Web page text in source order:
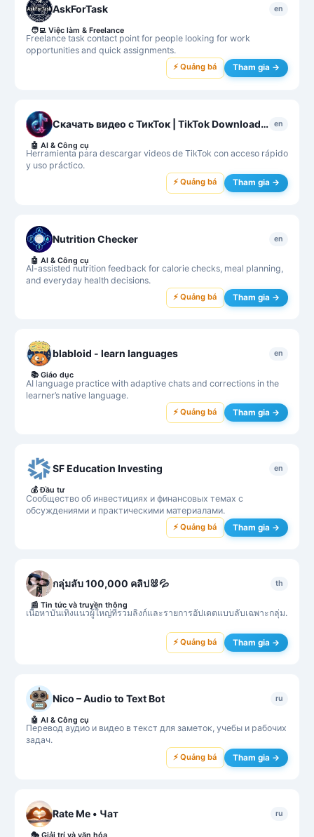
AskForTask en
Freelance task contact point for people looking for work
opportunities and quick assignments.
🧑‍💻 Việc làm & Freelance
⚡ Quảng bá Tham gia →
Скачать видео с ТикТок | TikTok Downloader en
Herramienta para descargar videos de TikTok con acceso rápido
y uso práctico.
🤖 AI & Công cụ
⚡ Quảng bá Tham gia →
Nutrition Checker en
AI-assisted nutrition feedback for calorie checks, meal planning,
and everyday health decisions.
🤖 AI & Công cụ
⚡ Quảng bá Tham gia →
blabloid - learn languages en
AI language practice with adaptive chats and corrections in the
learner’s native language.
📚 Giáo dục
⚡ Quảng bá Tham gia →
SF Education Investing en
Сообщество об инвестициях и финансовых темах с
обсуждениями и практическими материалами.
💰Đầu tư
⚡ Quảng bá Tham gia →
กลุ่มลับ 100,000 คลิป🐰💦 th
เนื้อหาบันเทิงแนวผู้ใหญ่ที่รวมลิงก์และรายการอัปเดตแบบลับเฉพาะกลุ่ม.
📰 Tin tức và truyền thông
⚡ Quảng bá Tham gia →
Nico – Audio to Text Bot ru
Перевод аудио и видео в текст для заметок, учебы и рабочих
задач.
🤖 AI & Công cụ
⚡ Quảng bá Tham gia →
Rate Me • Чат ru
🎭 Giải trí và văn hóa